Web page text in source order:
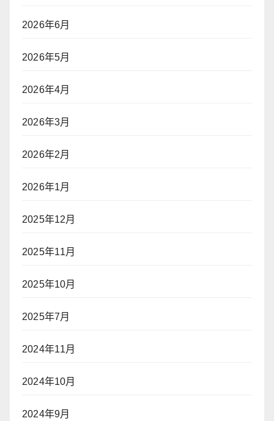
2026年6月
2026年5月
2026年4月
2026年3月
2026年2月
2026年1月
2025年12月
2025年11月
2025年10月
2025年7月
2024年11月
2024年10月
2024年9月